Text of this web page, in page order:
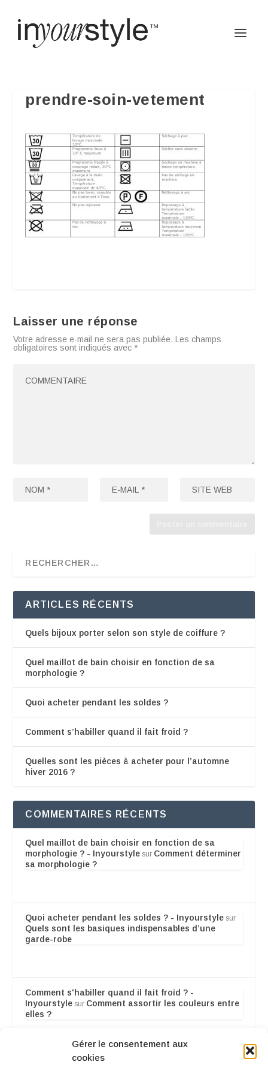
Gérer le consentement aux
cookies
prendre-soin-vetement
Laisser une réponse
Votre adresse e-mail ne sera pas publiée. Les champs
obligatoires sont indiqués avec *
ARTICLES RÉCENTS
Quels bijoux porter selon son style de coiffure ?
Quel maillot de bain choisir en fonction de sa
morphologie ?
Quoi acheter pendant les soldes ?
Comment s’habiller quand il fait froid ?
Quelles sont les pièces à acheter pour l’automne
hiver 2016 ?
COMMENTAIRES RÉCENTS
Quel maillot de bain choisir en fonction de sa
morphologie ? - Inyourstyle sur Comment déterminer
sa morphologie ?
Quoi acheter pendant les soldes ? - Inyourstyle sur
Quels sont les basiques indispensables d’une
garde-robe
Comment s'habiller quand il fait froid ? -
Inyourstyle sur Comment assortir les couleurs entre
elles ?